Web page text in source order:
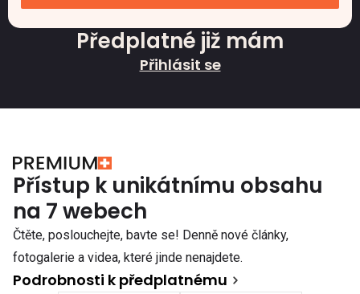
Předplatné již mám
Přihlásit se
Přístup k unikátnímu obsahu
na 7 webech
Čtěte, poslouchejte, bavte se! Denně nové články,
fotogalerie a videa, které jinde nenajdete.
Podrobnosti k předplatnému